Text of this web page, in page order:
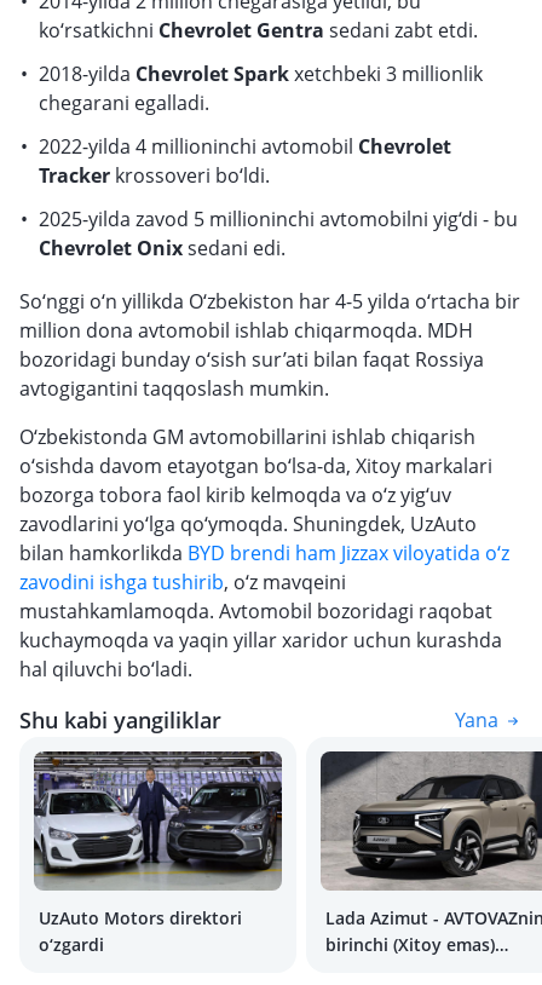
ko‘rsatkichni Chevrolet Gentra sedani zabt etdi.
2018-yilda Chevrolet Sparkxetchbeki 3 millionlik
chegarani egalladi.
2022-yilda 4 millioninchi avtomobil Chevrolet
Tracker krossoveri bo‘ldi.
2025-yilda zavod 5 millioninchi avtomobilni yig‘di - bu
Chevrolet Onixsedani edi.
So‘nggi o‘n yillikda O‘zbekiston har 4-5 yilda o‘rtacha bir
million dona avtomobil ishlab chiqarmoqda. MDH
bozoridagi bunday o‘sish sur’ati bilan faqat Rossiya
avtogigantini taqqoslash mumkin.
O‘zbekistonda GM avtomobillarini ishlab chiqarish
o‘sishda davom etayotgan bo‘lsa-da, Xitoy markalari
bozorga tobora faol kirib kelmoqda va o‘z yig‘uv
zavodlarini yo‘lga qo‘ymoqda. Shuningdek, UzAuto
bilan hamkorlikda BYD brendi ham Jizzax viloyatida o‘z
zavodini ishga tushirib, o‘z mavqeini
mustahkamlamoqda. Avtomobil bozoridagi raqobat
kuchaymoqda va yaqin yillar xaridor uchun kurashda
hal qiluvchi bo‘ladi.
Shu kabi yangiliklar Yana
UzAuto Motors direktori
o‘zgardi
Lada Azimut -
birinchi (Xitoy emas)